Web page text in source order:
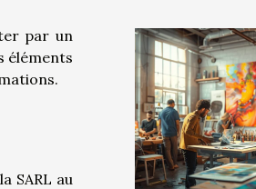
par un
éléments
SARL au